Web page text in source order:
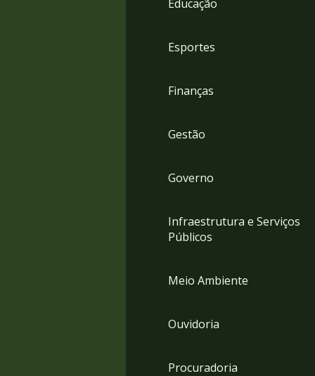
Educação
Esportes
Finanças
Gestão
Governo
Infraestrutura e Serviços
Públicos
Meio Ambiente
Ouvidoria
Procuradoria